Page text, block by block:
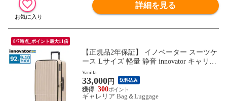
詳細を見る
8/7時点_ポイント最大11倍
【正規品2年保証】 イノベーター スーツケ
ース Lサイズ 軽量 静音 innovator キャリー
ケース 大容量 マット ブランド TSA フロ
ントオープン ストッパー付き 9泊 10泊 Ext
reme Journey 92L Large INV750DOR
Vanilla
33,000円 送料込み
300
ギャレリア Bag＆Luggage